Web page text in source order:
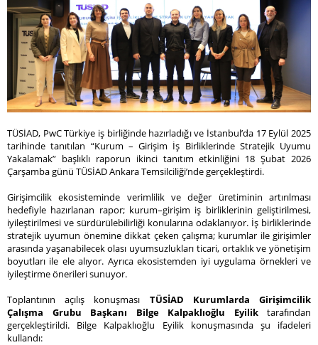
TÜSİAD, PwC Türkiye iş birliğinde hazırladığı ve İstanbul’da 17 Eylül 2025
tarihinde tanıtılan “Kurum – Girişim İş Birliklerinde Stratejik Uyumu
Yakalamak” başlıklı raporun ikinci tanıtım etkinliğini 18 Şubat 2026
Çarşamba günü TÜSİAD Ankara Temsilciliği’nde gerçekleştirdi.
Girişimcilik ekosisteminde verimlilik ve değer üretiminin artırılması
hedefiyle hazırlanan rapor; kurum–girişim iş birliklerinin geliştirilmesi,
iyileştirilmesi ve sürdürülebilirliği konularına odaklanıyor. İş birliklerinde
stratejik uyumun önemine dikkat çeken çalışma; kurumlar ile girişimler
arasında yaşanabilecek olası uyumsuzlukları ticari, ortaklık ve yönetişim
boyutları ile ele alıyor. Ayrıca ekosistemden iyi uygulama örnekleri ve
iyileştirme önerileri sunuyor.
Toplantının açılış konuşması TÜSİAD Kurumlarda Girişimcilik
Çalışma Grubu Başkanı Bilge Kalpaklıoğlu Eyiliktarafından
gerçekleştirildi. Bilge Kalpaklıoğlu Eyilik konuşmasında şu ifadeleri
kullandı: